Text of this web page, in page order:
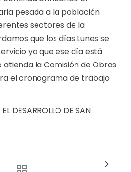
pesada a la población
sectores de la
que los días Lunes se
ya que ese día está
la Comisión de Obras
el cronograma de trabajo
DESARROLLO DE SAN